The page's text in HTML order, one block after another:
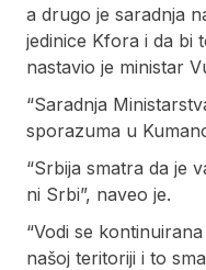
a drugo je saradnja
jedinice Kfora i da bi
nastavio je ministar
“Saradnja
sporazuma u
“Srbija smatra da je
ni Srbi”, naveo je.
“Vodi se
našoj teritoriji i to